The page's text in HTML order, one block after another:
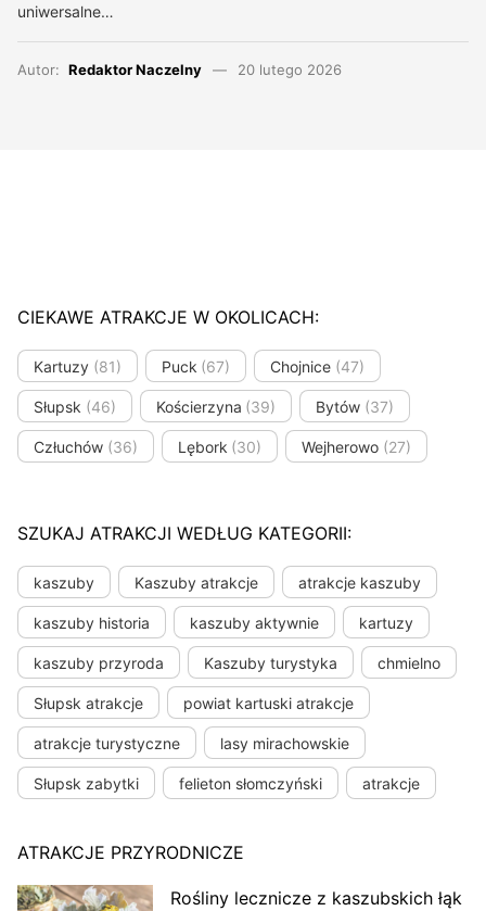
uniwersalne…
Autor: Redaktor Naczelny 20 lutego 2026
CIEKAWE ATRAKCJE W OKOLICACH:
Kartuzy (81) Puck (67) Chojnice (47)
Słupsk (46) Kościerzyna (39) Bytów (37)
Człuchów (36) Lębork (30) Wejherowo (27)
SZUKAJ ATRAKCJI WEDŁUG KATEGORII:
kaszuby Kaszuby atrakcje atrakcje kaszuby
kaszuby historia kaszuby aktywnie kartuzy
kaszuby przyroda Kaszuby turystyka chmielno
Słupsk atrakcje powiat kartuski atrakcje
atrakcje turystyczne lasy mirachowskie
Słupsk zabytki felieton słomczyński atrakcje
ATRAKCJE PRZYRODNICZE
Rośliny lecznicze z kaszubskich łąk